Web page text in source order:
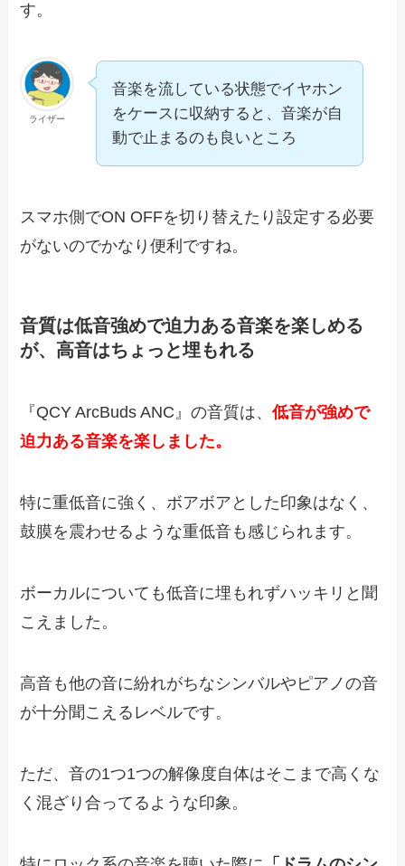
す。
ライザー
音楽を流している状態でイヤホン
をケースに収納すると、音楽が自
動で止まるのも良いところ
スマホ側でON OFFを切り替えたり設定する必要
がないのでかなり便利ですね。
音質は低音強めで迫力ある音楽を楽しめる
が、高音はちょっと埋もれる
『QCY ArcBuds ANC』の音質は、低音が強めで
迫力ある音楽を楽しました。
特に重低音に強く、ボアボアとした印象はなく、
鼓膜を震わせるような重低音も感じられます。
ボーカルについても低音に埋もれずハッキリと聞
こえました。
高音も他の音に紛れがちなシンバルやピアノの音
が十分聞こえるレベルです。
ただ、音の1つ1つの解像度自体はそこまで高くな
く混ざり合ってるような印象。